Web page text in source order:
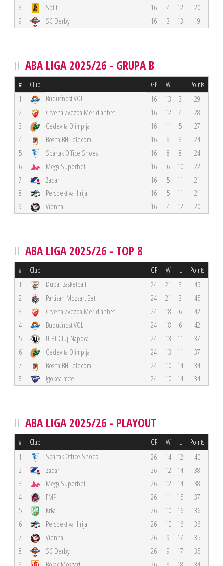
8
Split 16 4 12
20
9
SC Derby 16 3 13 19
ABA LIGA 2025/26 - GRUPA B
# Club GP W L Points
1 Budućnost VOLI 16 13 3
29
2
Crvena Zvezda Meridianbet 16 12 4
28
3
Cedevita Olimpija 16 11 5
27
4
Bosna BH Telecom 16 8 8
24
5
Spartak Office Shoes 16 8 8
24
6
Mega Superbet 16 6 10
22
7
Zadar 16 5 11
21
8
Perspektiva Ilirija 16 5 11
21
9
Vienna 16 4 12 20
ABA LIGA 2025/26 - TOP 8
# Club GP W L Points
1 Dubai Basketball 24 21 3
45
2
Partizan Mozzart Bet 24 21 3
45
3
Crvena Zvezda Meridianbet 24 18 6
42
4
Budućnost VOLI 24 18 6
42
5
U-BT Cluj-Napoca 24 13 11
37
6
Cedevita Olimpija 24 13 11
37
7
Bosna BH Telecom 24 10 14
34
8
Igokea m:tel 24 10 14 34
ABA LIGA 2025/26 - PLAYOUT
# Club GP W L Points
1 Spartak Office Shoes 26 14 12
40
2
Zadar 26 12 14
38
3
Mega Superbet 26 12 14
38
4
FMP 26 11 15
37
5
Krka 26 10 16
36
6
Perspektiva Ilirija 26 10 16
36
7
Vienna 26 9 17
35
8
SC Derby 26 9 17
35